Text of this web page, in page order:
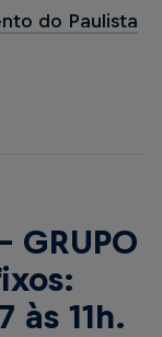
do Paulista
GRUPO
às 11h.